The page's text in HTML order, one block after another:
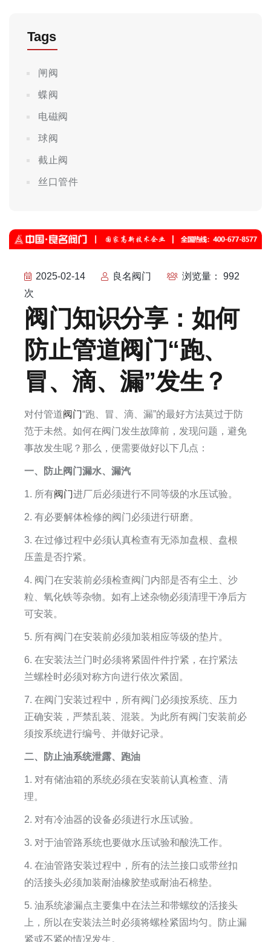
Tags
闸阀
蝶阀
电磁阀
球阀
截止阀
丝口管件
2025-02-14 良名阀门
浏览量： 992
次
阀门知识分享：如何
防止管道阀门“跑、
冒、滴、漏”发生？
对付管道阀门“跑、冒、滴、漏”的最好方法莫过于防
范于未然。如何在阀门发生故障前，发现问题，避免
事故发生呢？那么，便需要做好以下几点：
一、防止阀门漏水、漏汽
1. 所有阀门进厂后必须进行不同等级的水压试验。
2. 有必要解体检修的阀门必须进行研磨。
3. 在过修过程中必须认真检查有无添加盘根、盘根
压盖是否拧紧。
4. 阀门在安装前必须检查阀门内部是否有尘土、沙
粒、氧化铁等杂物。如有上述杂物必须清理干净后方
可安装。
5. 所有阀门在安装前必须加装相应等级的垫片。
6. 在安装法兰门时必须将紧固件件拧紧，在拧紧法
兰螺栓时必须对称方向进行依次紧固。
7. 在阀门安装过程中，所有阀门必须按系统、压力
正确安装，严禁乱装、混装。为此所有阀门安装前必
须按系统进行编号、并做好记录。
二、防止油系统泄露、跑油
1. 对有储油箱的系统必须在安装前认真检查、清
理。
2. 对有冷油器的设备必须进行水压试验。
3. 对于油管路系统也要做水压试验和酸洗工作。
4. 在油管路安装过程中，所有的法兰接口或带丝扣
的活接头必须加装耐油橡胶垫或耐油石棉垫。
5. 油系统渗漏点主要集中在法兰和带螺纹的活接头
上，所以在安装法兰时必须将螺栓紧固均匀。防止漏
紧或不紧的情况发生。